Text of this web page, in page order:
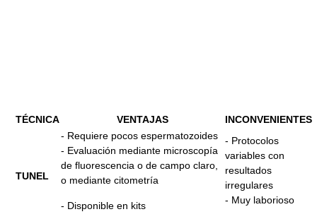
TÉCNICA VENTAJAS INCONVENIENTES
TUNEL
- Requiere pocos espermatozoides
- Evaluación mediante microscopía
de fluorescencia o de campo claro,
o mediante citometría
- Disponible en kits
- Protocolos
variables con
resultados
irregulares
- Muy laborioso